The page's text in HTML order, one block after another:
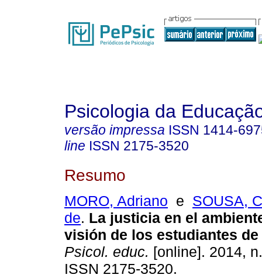
Psicologia da
versão impressa ISSN 1414-
line ISSN 2175-3520
Resumo
MORO, Adriano e SOUSA,
de. La justicia en el
visión de los estudiantes de
Psicol. educ. [online]. 2014,
ISSN 2175-3520.